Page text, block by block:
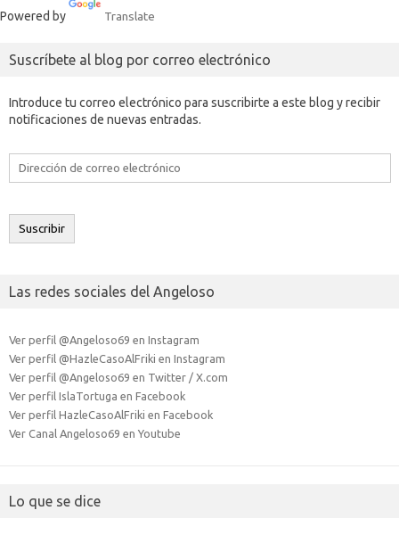
Powered by Translate
Suscríbete al blog por correo electrónico
Introduce tu correo electrónico para suscribirte a este blog y recibir
notificaciones de nuevas entradas.
Dirección
electrónico
Suscribir
Las redes sociales del Angeloso
Ver perfil @Angeloso69 en Instagram
Ver perfil @HazleCasoAlFriki en Instagram
Ver perfil @Angeloso69 en Twitter / X.com
Ver perfil IslaTortuga en Facebook
Ver perfil HazleCasoAlFriki en Facebook
Ver Canal Angeloso69 en Youtube
Lo que se dice